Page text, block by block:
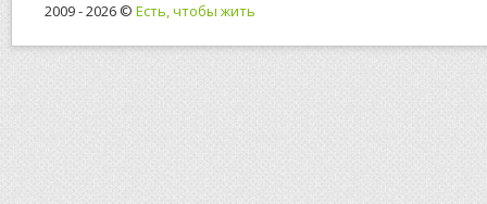
2009 - 2026 © Есть, чтобы жить